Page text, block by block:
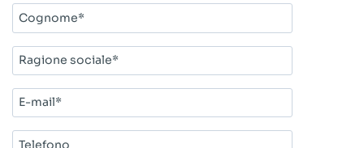
Cognome*
Ragione
sociale*
E-
mail*
Telefono